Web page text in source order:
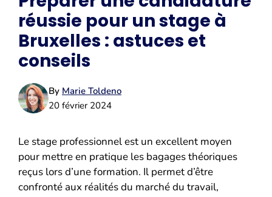
réussie pour un stage à
Bruxelles : astuces et
conseils
By Marie Toldeno
20 février 2024
Le stage professionnel est un excellent moyen
pour mettre en pratique les bagages théoriques
reçus lors d’une formation. Il permet d’être
confronté aux réalités du marché du travail,